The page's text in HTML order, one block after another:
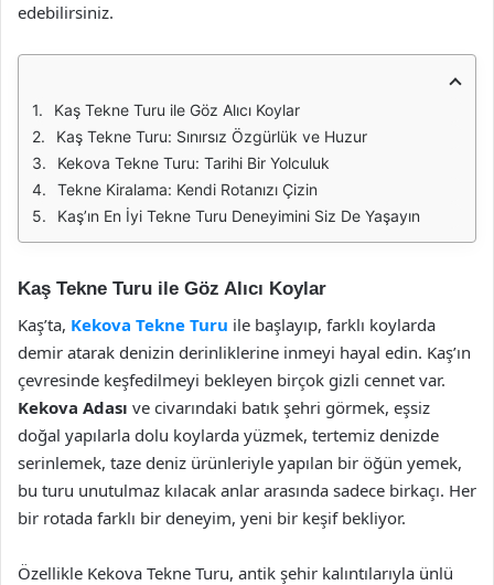
edebilirsiniz.
Kaş Tekne Turu ile Göz Alıcı Koylar
Kaş Tekne Turu: Sınırsız Özgürlük ve Huzur
Kekova Tekne Turu: Tarihi Bir Yolculuk
Tekne Kiralama: Kendi Rotanızı Çizin
Kaş’ın En İyi Tekne Turu Deneyimini Siz De Yaşayın
Kaş Tekne Turu ile Göz Alıcı Koylar
Kaş’ta, Kekova Tekne Turu ile başlayıp, farklı koylarda
demir atarak denizin derinliklerine inmeyi hayal edin. Kaş’ın
çevresinde keşfedilmeyi bekleyen birçok gizli cennet var.
Kekova Adası ve civarındaki batık şehri görmek, eşsiz
doğal yapılarla dolu koylarda yüzmek, tertemiz denizde
serinlemek, taze deniz ürünleriyle yapılan bir öğün yemek,
bu turu unutulmaz kılacak anlar arasında sadece birkaçı. Her
bir rotada farklı bir deneyim, yeni bir keşif bekliyor.
Özellikle Kekova Tekne Turu, antik şehir kalıntılarıyla ünlü